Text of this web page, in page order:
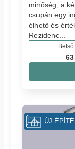
minőség, a
csupán egy
élhető és
Rezidenc...
63
ÚJ